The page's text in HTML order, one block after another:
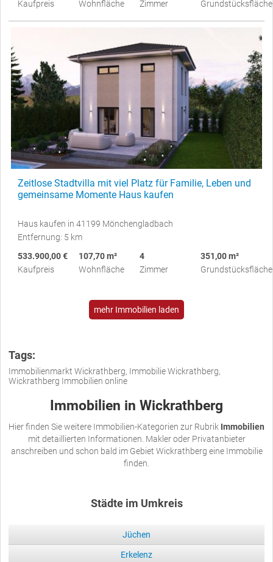
Kaufpreis
Wohnfläche
Zimmer
Grundstücksfläche
Zeitlose Stadtvilla mit viel Platz für Familie, Leben und
gemeinsame Momente Haus kaufen
Haus kaufen in 41199 Mönchengladbach
Entfernung: 5 km
533.900,00 €
Kaufpreis
107,70 m²
Wohnfläche
4
Zimmer
351,00 m²
Grundstücksfläche
mehr Immobilien laden
Tags:
Immobilienmarkt Wickrathberg, Immobilie Wickrathberg,
Wickrathberg Immobilien online
Immobilien in Wickrathberg
Hier finden Sie weitere Immobilien-Kategorien zur Rubrik Immobilien
mit detaillierten Informationen. Makler oder Privatanbieter
anschreiben und schon bald im Gebiet Wickrathberg eine Immobilie
finden.
Städte im Umkreis
Jüchen
Erkelenz